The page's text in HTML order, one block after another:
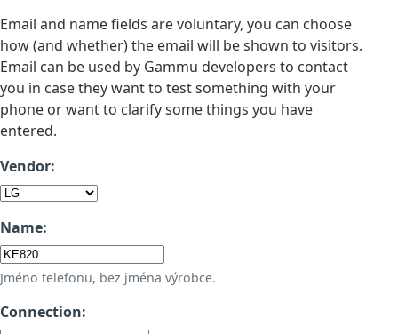
Email and name fields are voluntary, you can choose
how (and whether) the email will be shown to visitors.
Email can be used by Gammu developers to contact
you in case they want to test something with your
phone or want to clarify some things you have
entered.
Vendor:
Name:
Jméno telefonu, bez jména výrobce.
Connection: